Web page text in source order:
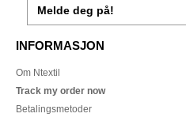
Melde deg på!
INFORMASJON
Om Ntextil
Track my order now
Betalingsmetoder